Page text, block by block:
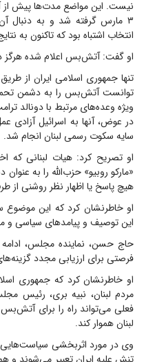
نیست. این مواضع مدت‌ها پیش از
۳ مارس گرفته شد و به
انتخاب اشتباه بود که تاکنون به
او گفت: آتش‌بس اعلام شده هرگز
تنها جمهوری اسلامی ایران از
توانست آتش‌بس را به دشمن
ویژه وعده‌های مرتبط با دونالد
در عوض، آنها به اسرائیل آزادی
سایه سکوت رسمی لبنان انجام شد.
او تصریح کرد: هیات لبنانی که
«مارکو روبیو» حزب‌الله را به
هیچ پاسخ یا اظهار نظر روشنی از
او خاطرنشان کرد که این موضوع
این توصیف و پیامد‌های سیاسی و
حاج حسن، نماینده مجلس، ادامه
فرصتی برای ارزیابی مجدد
او خاطرنشان کرد که جمهوری
مردم لبنان، نبیه بری، رئیس
فعلی می‌تواند راه را برای
لبنان هموار کند.
وی در مورد اثربخشی سیاست‌هایی